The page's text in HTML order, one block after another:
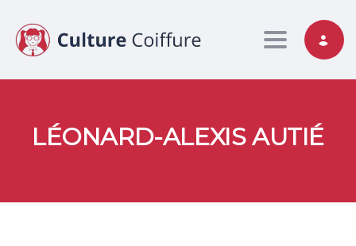
Toggle
LÉONARD-ALEXIS AUTIÉ